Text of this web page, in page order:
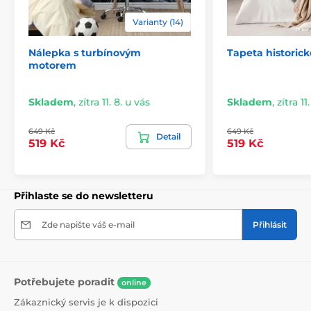
2) Fototapety s úpravou motivu dle rozměru
konkrétním rozměrům, což může znamenat jeho
mírné oříznutí. Po kliknutí na požadovanou velikost na
tapety se skládají z 49 cm širokých pásů.
Rozměry (v cm): 147x270(3 pruhy),
245x270
, 294x270(6 pruhů)
Varianty (14)
Nálepka s turbínovým
motorem
Skladem, zítra 11. 8. u vás
649 Kč
519 Kč
Detail
Tapeta
Skladem, zítra
649 Kč
519 Kč
Přihlaste se do newsletteru
Zde napište váš e-mail Přihlásit
Potřebujete poradit online
Zákaznický servis je k dispozici